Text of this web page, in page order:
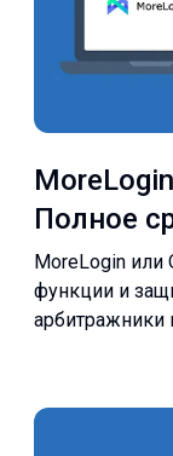
Полное
MoreLogin или
функции и
арбитражники